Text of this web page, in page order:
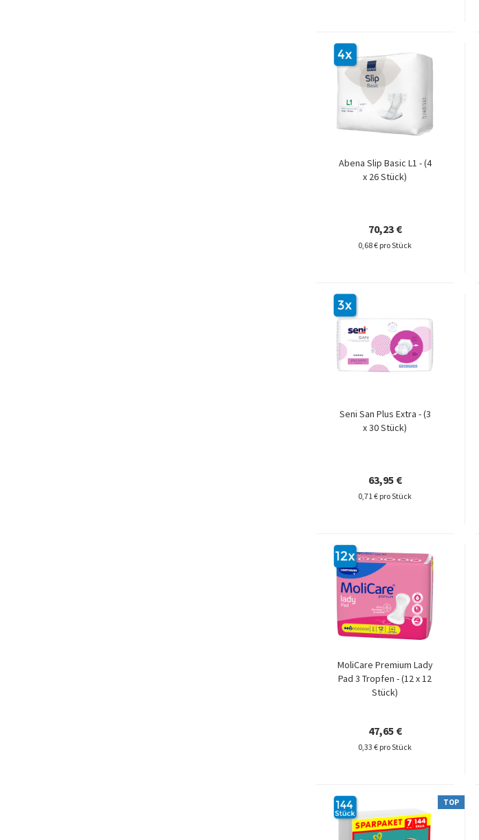
Abena Slip Basic L1 - (4
x 26 Stück)
70,23 €
0,68 € pro Stück
Seni San Plus Extra - (3
x 30 Stück)
63,95 €
0,71 € pro Stück
MoliCare Premium Lady
Pad 3 Tropfen - (12 x 12
Stück)
47,65 €
0,33 € pro Stück
TOP